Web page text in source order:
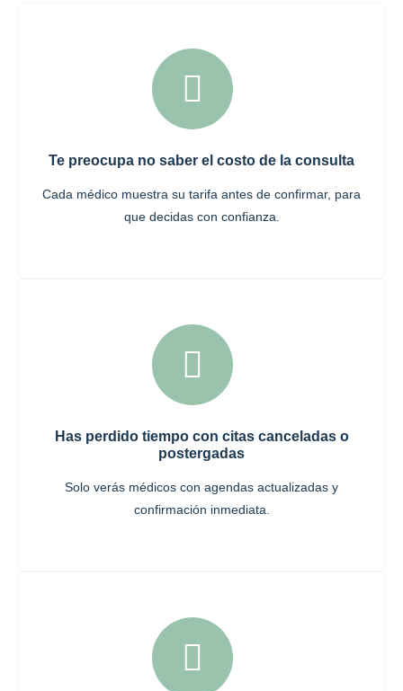
Te preocupa no saber el costo de la consulta
Cada médico muestra su tarifa antes de confirmar, para
que decidas con confianza.
Has perdido tiempo con citas canceladas o
postergadas
Solo verás médicos con agendas actualizadas y
confirmación inmediata.